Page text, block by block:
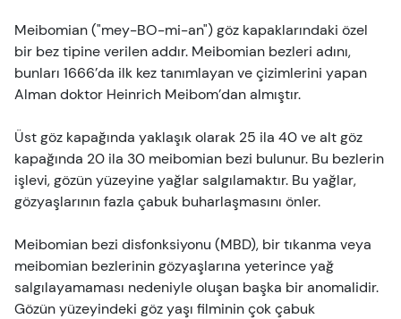
Vizyon ve Yol Güvenliği
Meibomian ("mey-BO-mi-an") göz kapaklarındaki özel
bir bez tipine verilen addır. Meibomian bezleri adını,
bunları 1666’da ilk kez tanımlayan ve çizimlerini yapan
Alman doktor Heinrich Meibom’dan almıştır.
Üst göz kapağında yaklaşık olarak 25 ila 40 ve alt göz
kapağında 20 ila 30 meibomian bezi bulunur. Bu bezlerin
işlevi, gözün yüzeyine yağlar salgılamaktır. Bu yağlar,
gözyaşlarının fazla çabuk buharlaşmasını önler.
Meibomian bezi disfonksiyonu (MBD), bir tıkanma veya
meibomian bezlerinin gözyaşlarına yeterince yağ
salgılayamaması nedeniyle oluşan başka bir anomalidir.
Gözün yüzeyindeki göz yaşı filminin çok çabuk